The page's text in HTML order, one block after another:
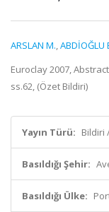
ARSLAN M.,ABDİOĞLU
Euroclay 2007,
ss.62, (Özet Bildiri)
Yayın Türü: Bildiri
Basıldığı Şehir:
Basıldığı Ülke: